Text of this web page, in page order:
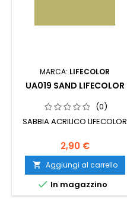
MARCA: LIFECOLOR
UA019 SAND LIFECOLOR
(0)
SABBIA ACRILICO LIFECOLOR
2,90 €
 Aggiungi al carrello
 In magazzino